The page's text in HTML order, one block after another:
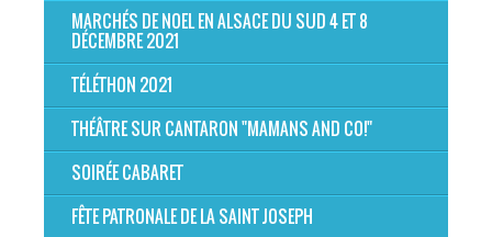
MARCHÉS DE NOEL EN ALSACE DU SUD 4 ET 8
DÉCEMBRE 2021
TÉLÉTHON 2021
THÉÂTRE SUR CANTARON "MAMANS AND CO!"
SOIRÉE CABARET
FÊTE PATRONALE DE LA SAINT JOSEPH